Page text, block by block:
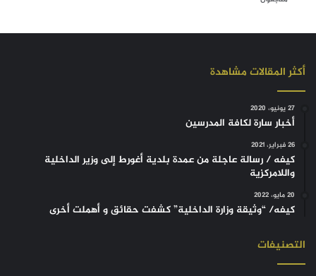
أكثر المقالات مشاهدة
27 يونيو، 2020
أخبار سارة لكافة المدرسين
26 فبراير، 2021
كيفه / رسالة عاجلة من عمدة بلدية أغورط إلى وزير الداخلية
واللامركزية
20 مايو، 2022
كيفه/ “وثيقة وزارة الداخلية” كشفت حقائق و أهملت أخرى
التصنيفات